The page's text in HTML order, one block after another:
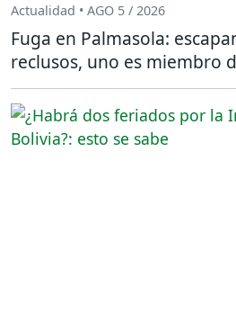
Actualidad • AGO 5 / 2026
Fuga en Palmasola:
reclusos, uno es miembro